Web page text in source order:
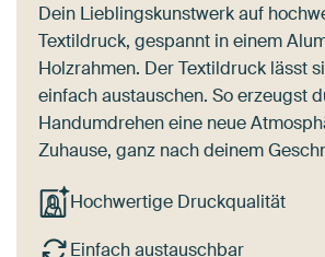
Dein Lieblingskunstwerk auf
Textildruck, gespannt in einem
Holzrahmen. Der Textildruck lässt
einfach austauschen. So erzeugst
Handumdrehen eine neue
Zuhause, ganz nach deinem
Hochwertige Druckqualität
Einfach austauschbar